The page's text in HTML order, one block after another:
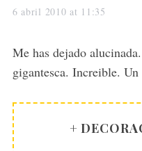
a
s
:
6 abril 2010 at 11:35
Me has dejado
gigantesca. Increible.
+